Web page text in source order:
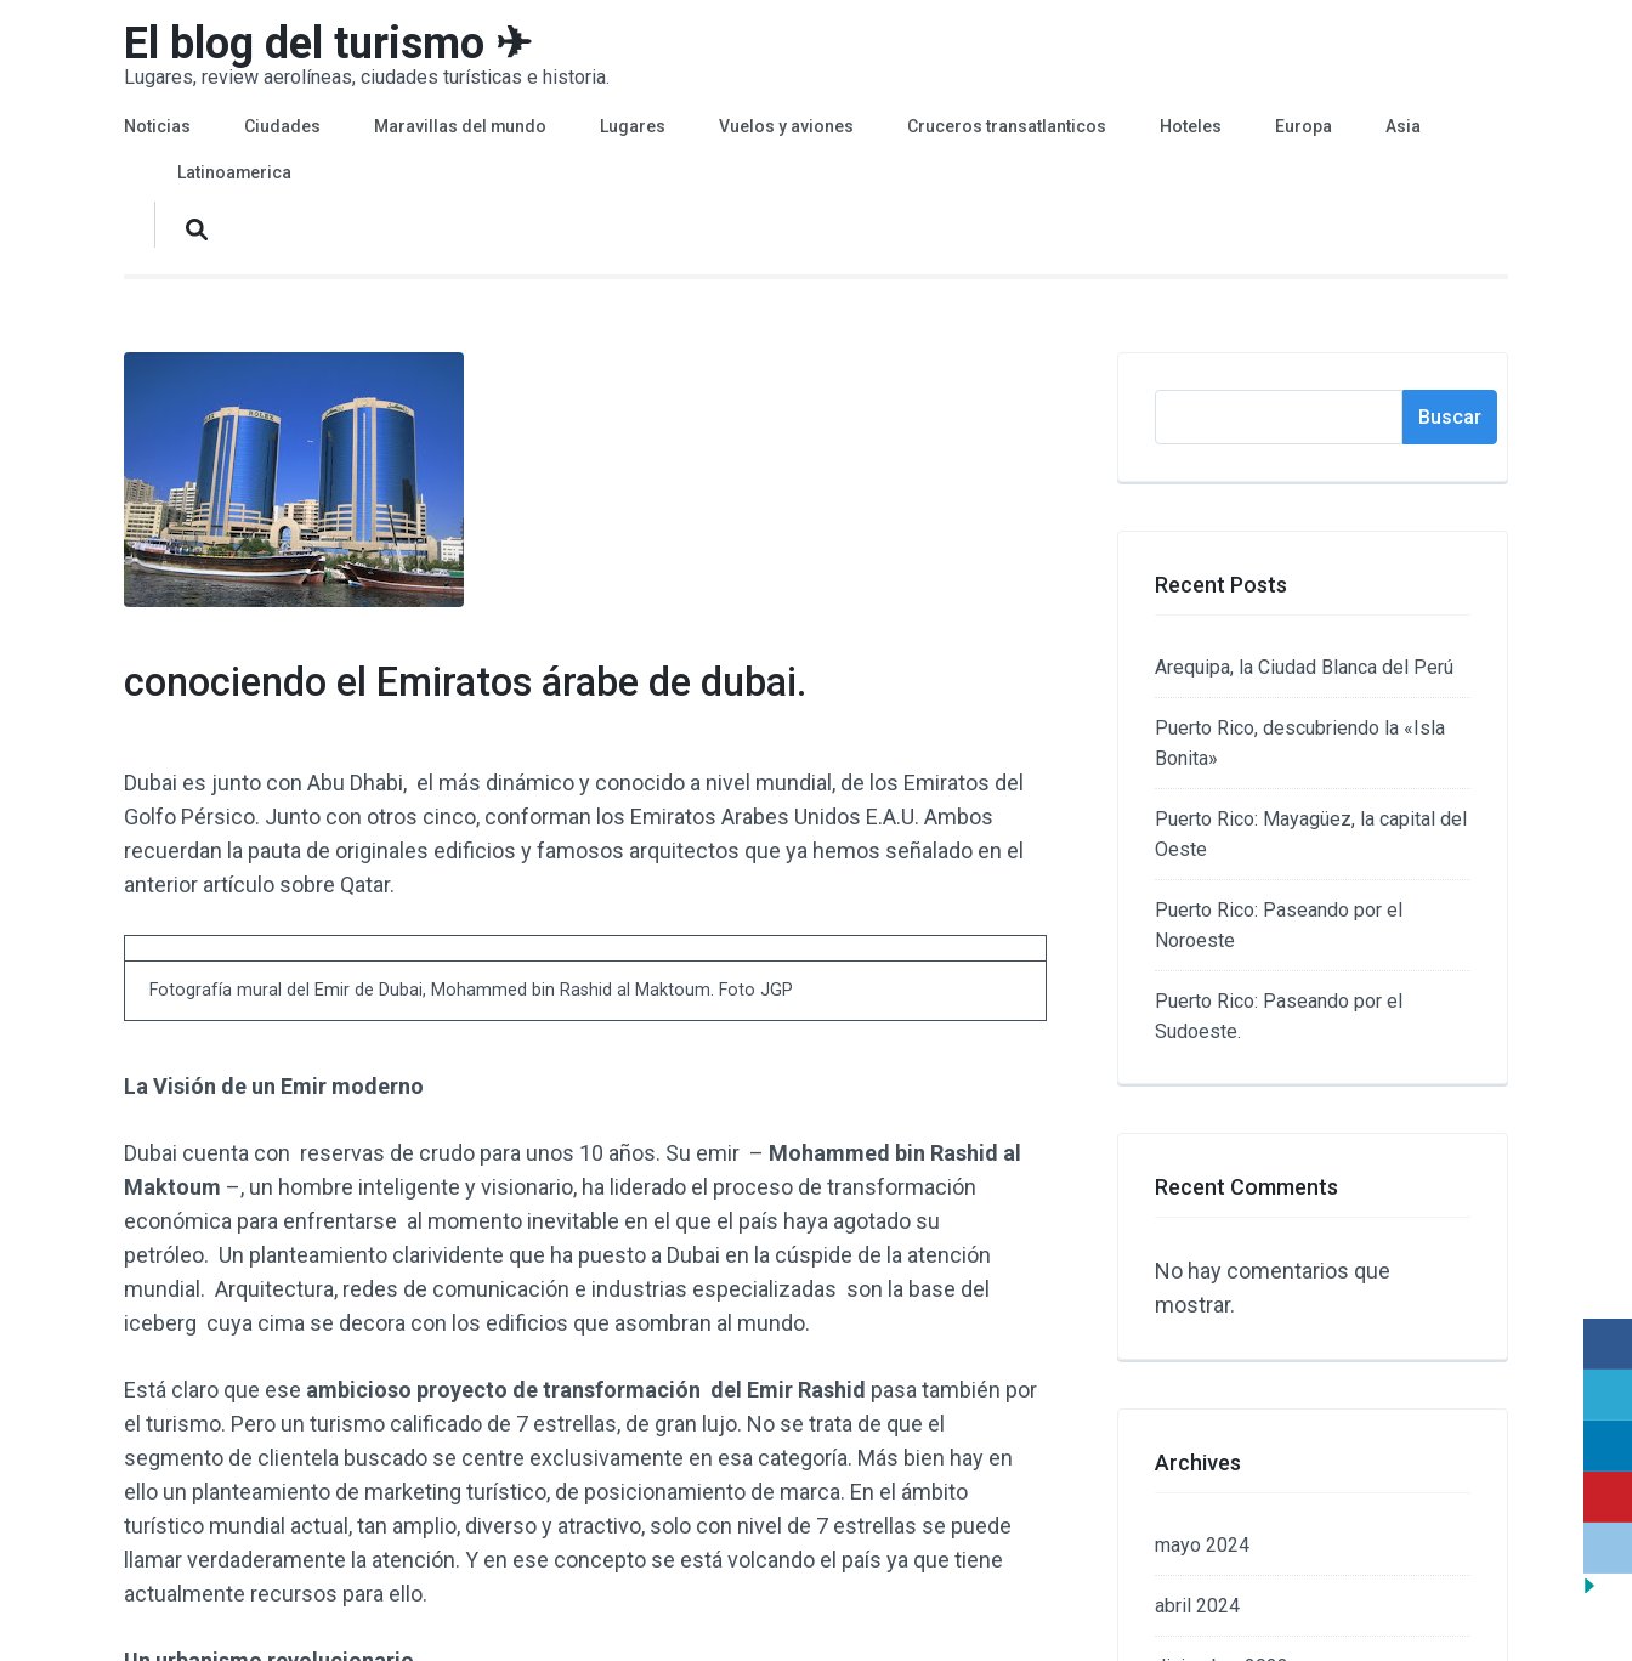
El blog del turismo ✈
Lugares, review aerolíneas, ciudades turísticas e historia.
Noticias Ciudades Maravillas del mundo Lugares Vuelos y aviones Cruceros transatlanticos Hoteles Europa Asia
Latinoamerica
conociendo el Emiratos árabe de dubai.
Dubai es junto con Abu Dhabi, el más dinámico y conocido a nivel mundial, de los Emiratos del
Golfo Pérsico. Junto con otros cinco, conforman los Emiratos Arabes Unidos E.A.U. Ambos
recuerdan la pauta de originales edificios y famosos arquitectos que ya hemos señalado en el
anterior artículo sobre Qatar.
Fotografía mural del Emir de Dubai, Mohammed bin Rashid al Maktoum. Foto JGP
La Visión de un Emir moderno
Dubai cuenta con reservas de crudo para unos 10 años. Su emir – Mohammed bin Rashid al
Maktoum –, un hombre inteligente y visionario, ha liderado el proceso de transformación
económica para enfrentarse al momento inevitable en el que el país haya agotado su
petróleo. Un planteamiento clarividente que ha puesto a Dubai en la cúspide de la atención
mundial. Arquitectura, redes de comunicación e industrias especializadas son la base del
iceberg cuya cima se decora con los edificios que asombran al mundo.
Está claro que ese ambicioso proyecto de transformación del Emir Rashid pasa también por
el turismo. Pero un turismo calificado de 7 estrellas, de gran lujo. No se trata de que el
segmento de clientela buscado se centre exclusivamente en esa categoría. Más bien hay en
ello un planteamiento de marketing turístico, de posicionamiento de marca. En el ámbito
turístico mundial actual, tan amplio, diverso y atractivo, solo con nivel de 7 estrellas se puede
llamar verdaderamente la atención. Y en ese concepto se está volcando el país ya que tiene
actualmente recursos para ello.
Buscar
Recent Posts
Arequipa, la Ciudad Blanca del Perú
Puerto Rico, descubriendo la «Isla
Bonita»
Puerto Rico: Mayagüez, la capital del
Oeste
Puerto Rico: Paseando por el
Noroeste
Puerto Rico: Paseando por el
Sudoeste.
Recent Comments
No hay comentarios que
mostrar.
Archives
mayo 2024
abril 2024